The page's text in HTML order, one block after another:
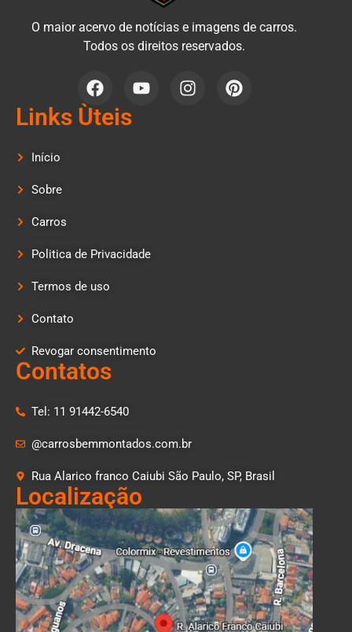
O maior acervo de notícias e imagens de carros.
Todos os direitos reservados.
Links Ùteis
Início
Sobre
Carros
Politica de Privacidade
Termos de uso
Contato
Revogar consentimento
Contatos
Tel: 11 91442-6540
@carrosbemmontados.com.br
Rua Alarico franco Caiubi São Paulo, SP, Brasil
Localização